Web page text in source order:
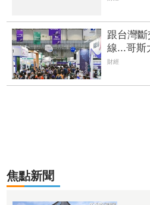
跟台灣
線...哥斯
半導體商
財經
焦點新聞